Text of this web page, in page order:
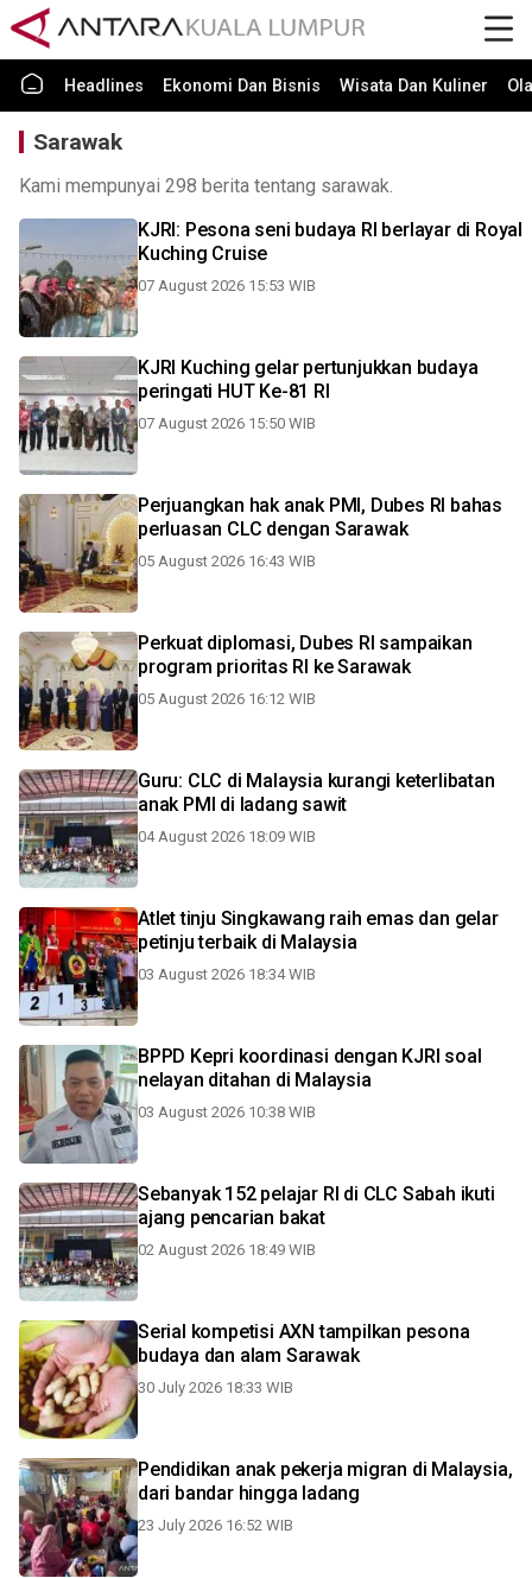
Headlines Ekonomi Dan Bisnis Wisata Dan Kuliner
Sarawak
Kami mempunyai 298 berita tentang sarawak.
KJRI: Pesona seni budaya RI berlayar di Royal
Kuching Cruise
07 August 2026 15:53 WIB
KJRI Kuching gelar pertunjukkan budaya
peringati HUT Ke-81 RI
07 August 2026 15:50 WIB
Perjuangkan hak anak PMI, Dubes RI bahas
perluasan CLC dengan Sarawak
05 August 2026 16:43 WIB
Perkuat diplomasi, Dubes RI sampaikan
program prioritas RI ke Sarawak
05 August 2026 16:12 WIB
Guru: CLC di Malaysia kurangi keterlibatan
anak PMI di ladang sawit
04 August 2026 18:09 WIB
Atlet tinju Singkawang raih emas dan gelar
petinju terbaik di Malaysia
03 August 2026 18:34 WIB
BPPD Kepri koordinasi dengan KJRI soal
nelayan ditahan di Malaysia
03 August 2026 10:38 WIB
Sebanyak 152 pelajar RI di CLC Sabah ikuti
ajang pencarian bakat
02 August 2026 18:49 WIB
Serial kompetisi AXN tampilkan pesona
budaya dan alam Sarawak
30 July 2026 18:33 WIB
Pendidikan anak pekerja migran di Malaysia,
dari bandar hingga ladang
23 July 2026 16:52 WIB